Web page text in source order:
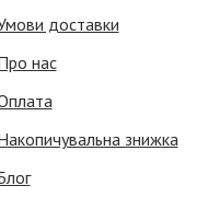
доставки
нас
знижка